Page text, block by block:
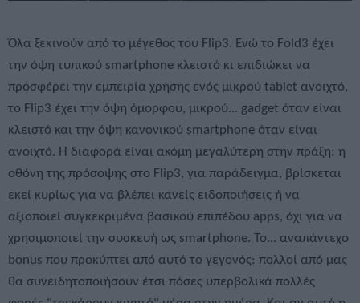
Όλα ξεκινούν από το μέγεθος του Flip3. Ενώ το Fold3 έχει
την όψη τυπικού smartphone κλειστό κι επιδιώκει να
προσφέρει την εμπειρία χρήσης ενός μικρού tablet ανοιχτό,
το Flip3 έχει την όψη όμορφου, μικρού... gadget όταν είναι
κλειστό και την όψη κανονικού smartphone όταν είναι
ανοιχτό. Η διαφορά είναι ακόμη μεγαλύτερη στην πράξη: η
οθόνη της πρόσοψης στο Flip3, για παράδειγμα, βρίσκεται
εκεί κυρίως για να βλέπει κανείς ειδοποιήσεις ή να
αξιοποιεί συγκεκριμένα βασικού επιπέδου apps, όχι για να
χρησιμοποιεί την συσκευή ως smartphone. Το... αναπάντεχο
bonus που προκύπτει από αυτό το γεγονός: πολλοί από μας
θα συνειδητοποιήσουν έτσι πόσες υπερβολικά πολλές